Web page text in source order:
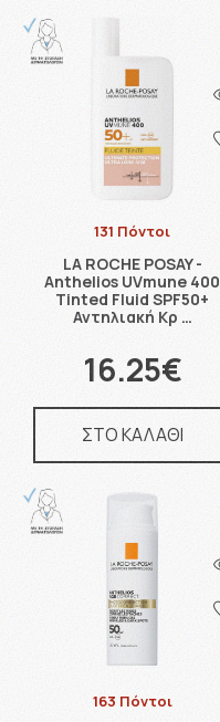
131 Πόντοι
LA ROCHE POSAY -
Anthelios UVmune 400
Tinted Fluid SPF50+
Αντηλιακή Κρ …
16.25€
ΣΤΟ ΚΑΛΑΘΙ
163 Πόντοι